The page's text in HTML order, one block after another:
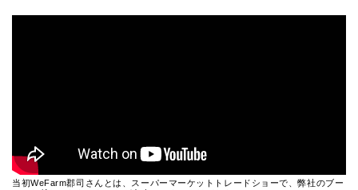
当初WeFarm郡司さんとは、スーパーマーケットトレードショーで、弊社のブー